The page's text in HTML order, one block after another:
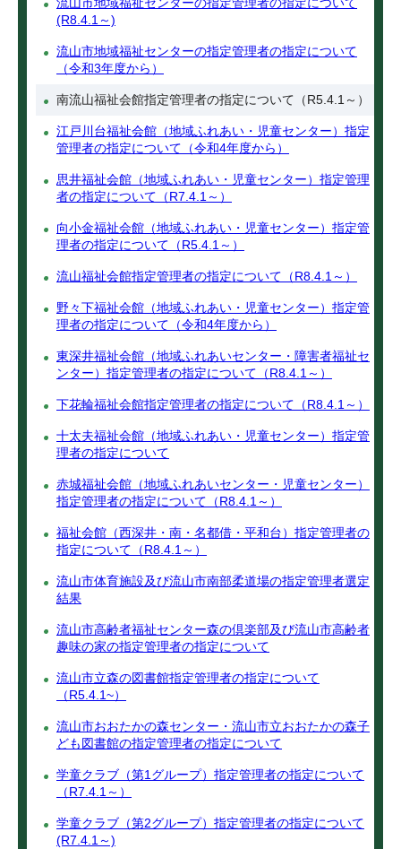
流山市地域福祉センターの指定管理者の指定について
(R8.4.1～)
流山市地域福祉センターの指定管理者の指定について
（令和3年度から）
南流山福祉会館指定管理者の指定について（R5.4.1～）
江戸川台福祉会館（地域ふれあい・児童センター）指定
管理者の指定について（令和4年度から）
思井福祉会館（地域ふれあい・児童センター）指定管理
者の指定について（R7.4.1～）
向小金福祉会館（地域ふれあい・児童センター）指定管
理者の指定について（R5.4.1～）
流山福祉会館指定管理者の指定について（R8.4.1～）
野々下福祉会館（地域ふれあい・児童センター）指定管
理者の指定について（令和4年度から）
東深井福祉会館（地域ふれあいセンター・障害者福祉セ
ンター）指定管理者の指定について（R8.4.1～）
下花輪福祉会館指定管理者の指定について（R8.4.1～）
十太夫福祉会館（地域ふれあい・児童センター）指定管
理者の指定について
赤城福祉会館（地域ふれあいセンター・児童センター）
指定管理者の指定について（R8.4.1～）
福祉会館（西深井・南・名都借・平和台）指定管理者の
指定について（R8.4.1～）
流山市体育施設及び流山市南部柔道場の指定管理者選定
結果
流山市高齢者福祉センター森の倶楽部及び流山市高齢者
趣味の家の指定管理者の指定について
流山市立森の図書館指定管理者の指定について
（R5.4.1~）
流山市おおたかの森センター・流山市立おおたかの森子
ども図書館の指定管理者の指定について
学童クラブ（第1グループ）指定管理者の指定について
（R7.4.1～）
学童クラブ（第2グループ）指定管理者の指定について
(R7.4.1～)